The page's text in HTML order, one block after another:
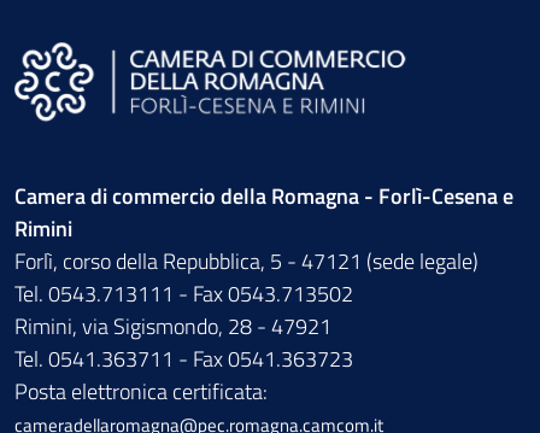
Camera di commercio della Romagna - Forlì-Cesena e
Rimini
Forlì, corso della Repubblica, 5 - 47121 (sede legale)
Tel. 0543.713111 - Fax 0543.713502
Rimini, via Sigismondo, 28 - 47921
Tel. 0541.363711 - Fax 0541.363723
Posta elettronica certificata:
cameradellaromagna@pec.romagna.camcom.it